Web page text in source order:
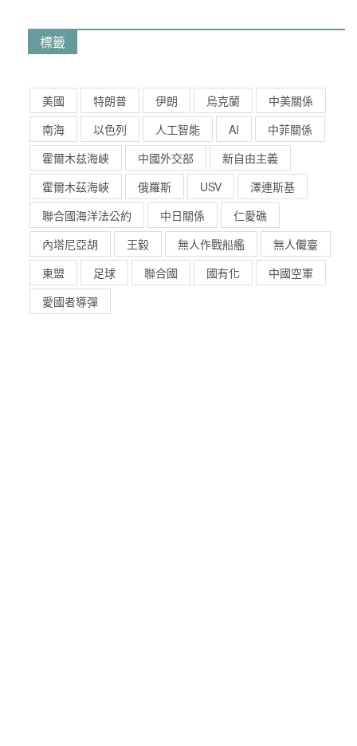
標籤
美國 特朗普 伊朗 烏克蘭
中美關係
南海
以色列 人工智能 AI
中菲關係
霍爾木兹海峽
中國外交部
新自由主義
霍爾木茲海峽
俄羅斯 USV
澤連斯基
聯合國海洋法公約
中日關係
仁愛礁
內塔尼亞胡
王毅 無人作戰船艦
無人儎臺
東盟
足球 聯合國 國有化
中國空軍
愛國者導彈